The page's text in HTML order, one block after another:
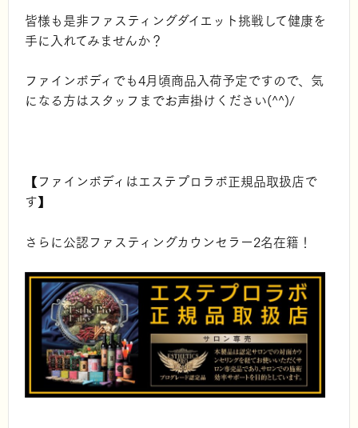
皆様も是非ファスティングダイエット挑戦して健康を
手に入れてみませんか？
ファインボディでも4月頃商品入荷予定ですので、気
になる方はスタッフまでお声掛けください(^^)/
【ファインボディはエステプロラボ正規品取扱店で
す】
さらに公認ファスティングカウンセラー2名在籍！